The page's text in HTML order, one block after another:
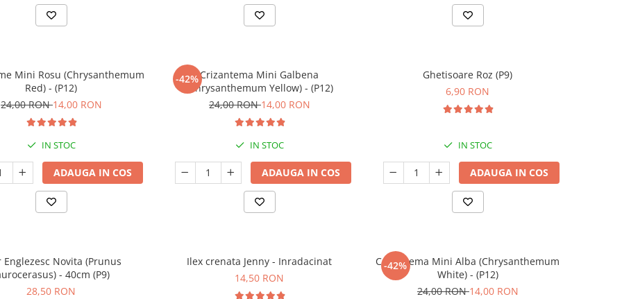
Mini Rosu (Chrysanthemum
Red) - (P12)
24,00 RON14,00 RON
IN STOC
ADAUGA IN COS
-42%Crizantema Mini Galbena
(Chrysanthemum Yellow) - (P12)
24,00 RON14,00 RON
IN STOC
ADAUGA IN COS
Ghetisoare Roz (P9)
6,90 RON
IN STOC
ADAUGA IN COS
Englezesc Novita (Prunus
- 40cm (P9)
28,50 RON
Ilex crenata Jenny - Inradacinat
14,50 RON
-42%
Crizantema Mini Alba (Chrysanthemum
White) - (P12)
24,00 RON14,00 RON